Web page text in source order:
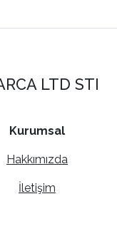
LTD STI
Kurumsal
Hakkımızda
İletişim